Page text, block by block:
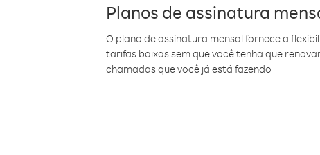
Planos de assinatura
O plano de assinatura mensal fornece a
tarifas baixas sem que você tenha que
chamadas que você já está fazendo